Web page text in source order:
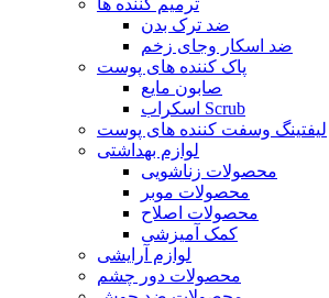
ترمیم کننده ها
ضد ترک بدن
ضد اسکار وجای زخم
پاک کننده های پوست
صابون مایع
اسکراب Scrub
لیفتینگ وسفت کننده های پوست
لوازم بهداشتی
محصولات زناشویی
محصولات موبر
محصولات اصلاح
کمک آمیزشی
لوازم آرایشی
محصولات دور چشم